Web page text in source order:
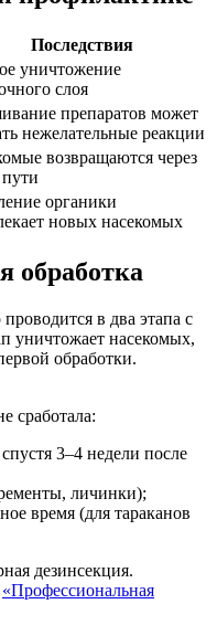
Последствия
уничтожение
слоя
препаратов может
нежелательные реакции
возвращаются через
органики
новых насекомых
обработка
в два этапа с
уничтожает насекомых,
обработки.
сработала:
3–4 недели после
личинки);
время (для тараканов
дезинсекция.
«Профессиональная